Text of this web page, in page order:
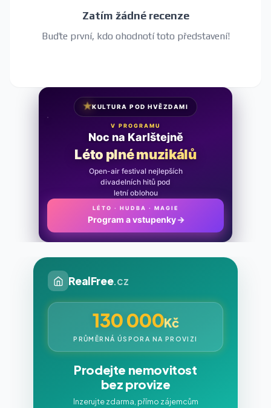
Zatím žádné recenze
Buďte první, kdo ohodnotí toto představení!
★KULTURA POD HVĚZDAMI
V PROGRAMU
Noc na Karlštejně
Léto plné muzikálů
Open-air festival nejlepších
divadelních hitů pod
letní oblohou
LÉTO · HUDBA · MAGIE
Program a vstupenky→
RealFree.cz
130 000Kč
PRŮMĚRNÁ ÚSPORA NA PROVIZI
Prodejte nemovitost
bez provize
Inzerujte zdarma, přímo zájemcům